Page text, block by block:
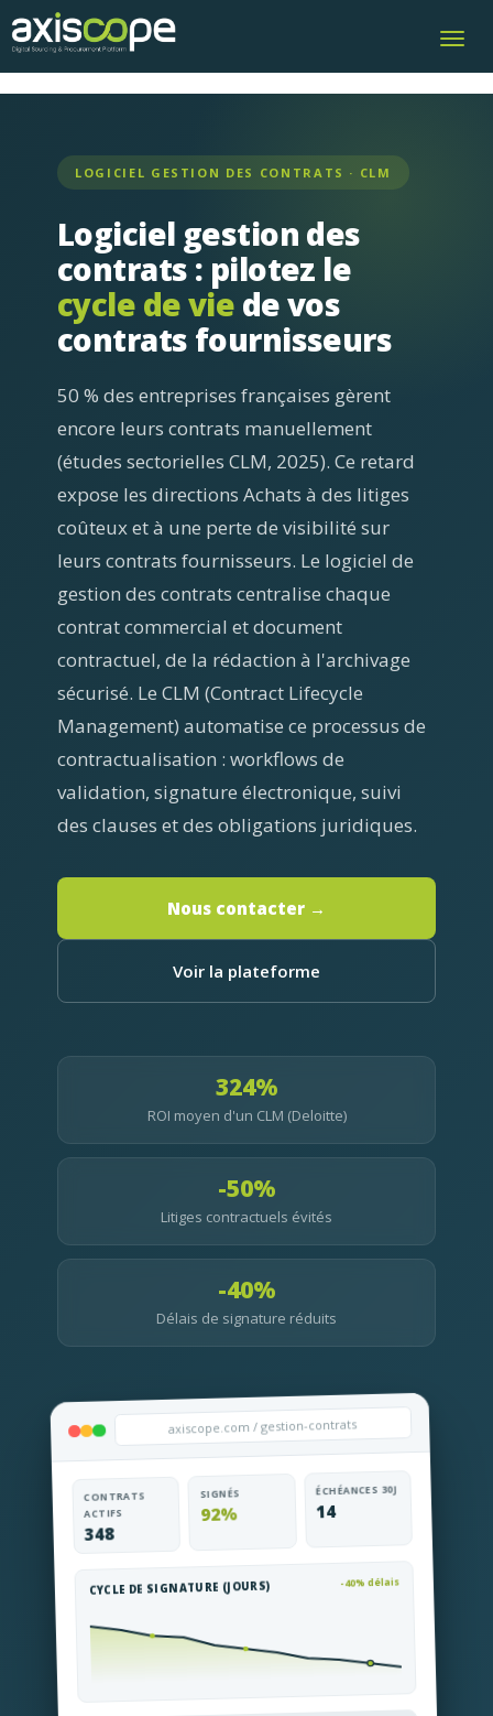
LOGICIEL GESTION DES CONTRATS · CLM
Logiciel gestion des
contrats : pilotez le
cycle de vie de vos
contrats fournisseurs
50 % des entreprises françaises gèrent
encore leurs contrats manuellement
(études sectorielles CLM, 2025). Ce retard
expose les directions Achats à des litiges
coûteux et à une perte de visibilité sur
leurs contrats fournisseurs. Le logiciel de
gestion des contrats centralise chaque
contrat commercial et document
contractuel, de la rédaction à l'archivage
sécurisé. Le CLM (Contract Lifecycle
Management) automatise ce processus de
contractualisation : workflows de
validation, signature électronique, suivi
des clauses et des obligations juridiques.
Nous contacter →
Voir la plateforme
324%
ROI moyen d'un CLM (Deloitte)
-50%
Litiges contractuels évités
-40%
Délais de signature réduits
axiscope.com / gestion-contrats
CONTRATS
ACTIFS
348
SIGNÉS
92%
ÉCHÉANCES 30J
14
CYCLE DE SIGNATURE (JOURS) -40% délais